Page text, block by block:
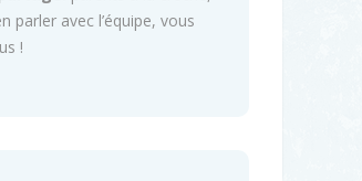
parler avec l’équipe, vous
!